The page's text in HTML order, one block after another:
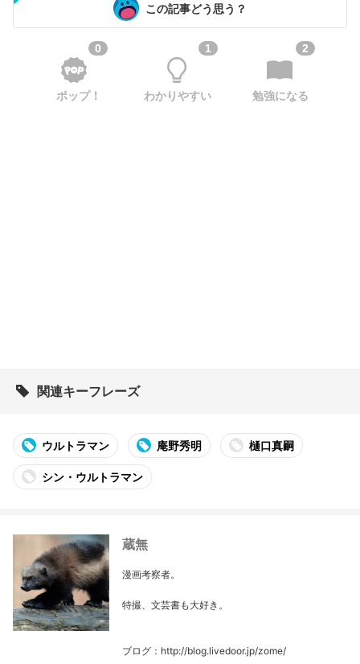
この記事どう思う？
0
ポップ！
1
わかりやすい
2
勉強になる
関連キーフレーズ
ウルトラマン 庵野秀明 樋口真嗣
シン・ウルトラマン
蔵無
漫画考察者。
特撮、文芸書も大好き。
ブログ：http://blog.livedoor.jp/zome/